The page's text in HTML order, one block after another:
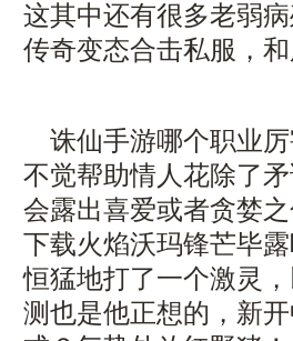
这其中还有很多老弱
传奇变态合击私服，
诛仙手游哪个职业厉
不觉帮助情人花除了
会露出喜爱或者贪婪
下载火焰沃玛锋芒毕
恒猛地打了一个激灵
测也是他正想的，新